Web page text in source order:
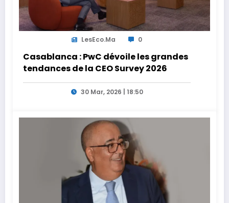
LesEco.ma 0
Casablanca : PwC dévoile les grandes
tendances de la CEO Survey 2026
30 Mar, 2026 | 18:50